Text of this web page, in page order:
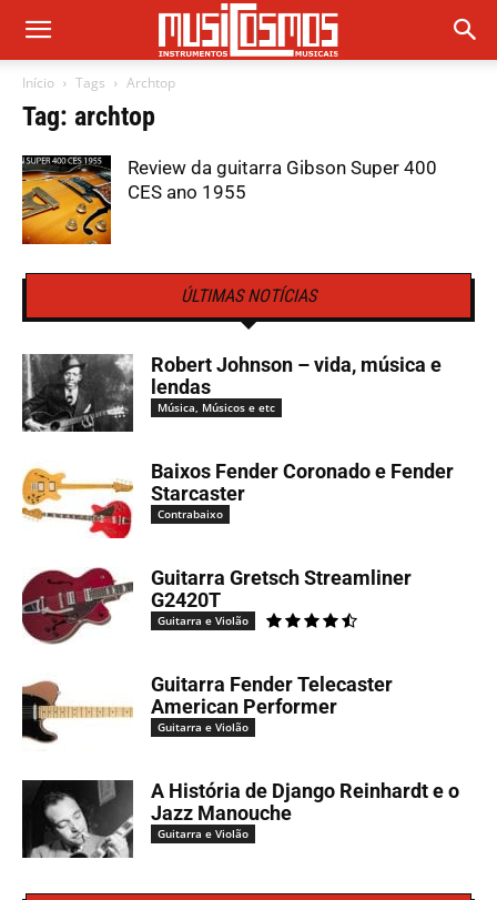
Início Tags Archtop
Tag: archtop
Review da guitarra Gibson Super 400
CES ano 1955
ÚLTIMAS NOTÍCIAS
Robert Johnson – vida, música e
lendas
Música, Músicos e etc
Baixos Fender Coronado e Fender
Starcaster
Contrabaixo
Guitarra Gretsch Streamliner
G2420T
Guitarra e Violão
Guitarra Fender Telecaster
American Performer
Guitarra e Violão
A História de Django Reinhardt e o
Jazz Manouche
Guitarra e Violão